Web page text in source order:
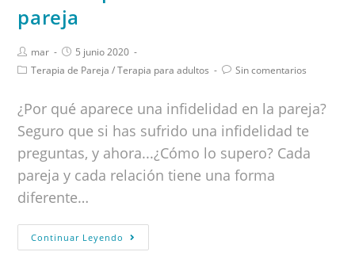
pareja
mar
5 junio 2020
Terapia de Pareja / Terapia para adultos Sin comentarios
¿Por qué aparece una infidelidad en la pareja?
Seguro que si has sufrido una infidelidad te
preguntas, y ahora...¿Cómo lo supero? Cada
pareja y cada relación tiene una forma
diferente…
Continuar Leyendo